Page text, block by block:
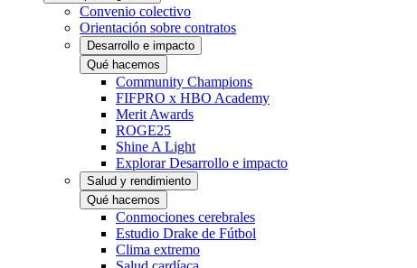
Convenio colectivo
Orientación sobre contratos
Desarrollo e impacto
Qué hacemos
Community Champions
FIFPRO x HBO Academy
Merit Awards
ROGE25
Shine A Light
Explorar Desarrollo e impacto
Salud y rendimiento
Qué hacemos
Conmociones cerebrales
Estudio Drake de Fútbol
Clima extremo